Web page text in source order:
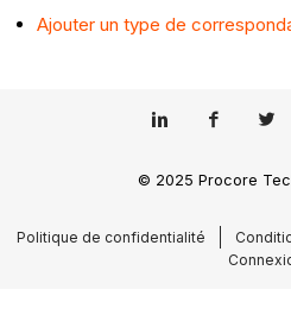
Ajouter un type de
© 2025 Procore
Politique de confidentialité